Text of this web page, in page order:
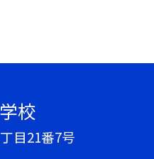
校
目21番7号